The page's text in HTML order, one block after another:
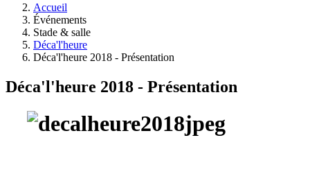
Accueil
Événements
Stade & salle
Déca'l'heure
Déca'l'heure 2018 - Présentation
Déca'l'heure 2018 - Présentation